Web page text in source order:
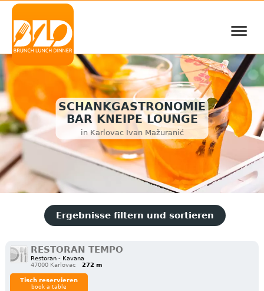
≡
SCHANKGASTRONOMIE
BAR KNEIPE LOUNGE
in Karlovac Ivan Mažuranić
Ergebnisse filtern und sortieren
RESTORAN TEMPO
Restoran - Kavana
47000 Karlovac
272 m
Tisch reservieren
book a table